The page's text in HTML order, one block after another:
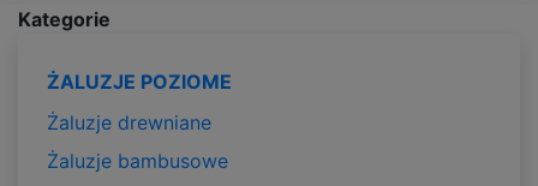
Kategorie
ŻALUZJE POZIOME
Żaluzje drewniane
Żaluzje bambusowe